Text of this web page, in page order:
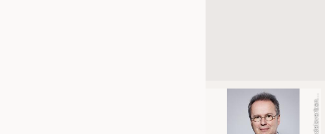
o
t
o
B
T
E
H
a
n
d
e
l
s
v
e
r
b
a
d
T
e
x
t
i
l
S
c
h
u
h
e
L
e
d
e
r
w
a
r
e